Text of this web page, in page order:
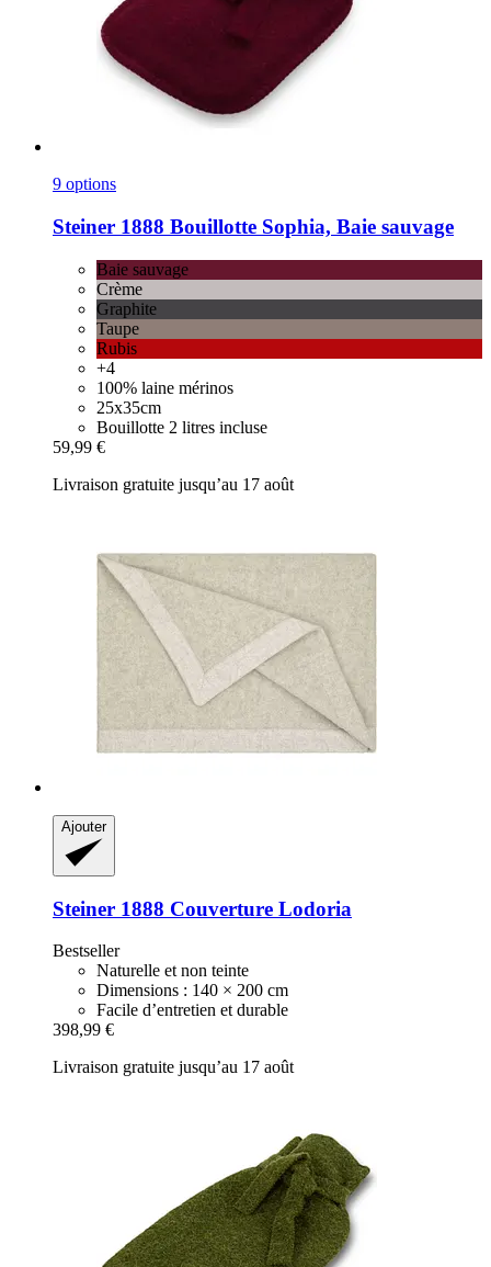
9 options
Steiner 1888 Bouillotte Sophia, Baie sauvage
Baie sauvage
Crème
Graphite
Taupe
Rubis
+4
100% laine mérinos
25x35cm
Bouillotte 2 litres incluse
59,99 €
Livraison gratuite jusqu’au 17 août
Ajouter
Steiner 1888 Couverture Lodoria
Bestseller
Naturelle et non teinte
Dimensions : 140 × 200 cm
Facile d’entretien et durable
398,99 €
Livraison gratuite jusqu’au 17 août